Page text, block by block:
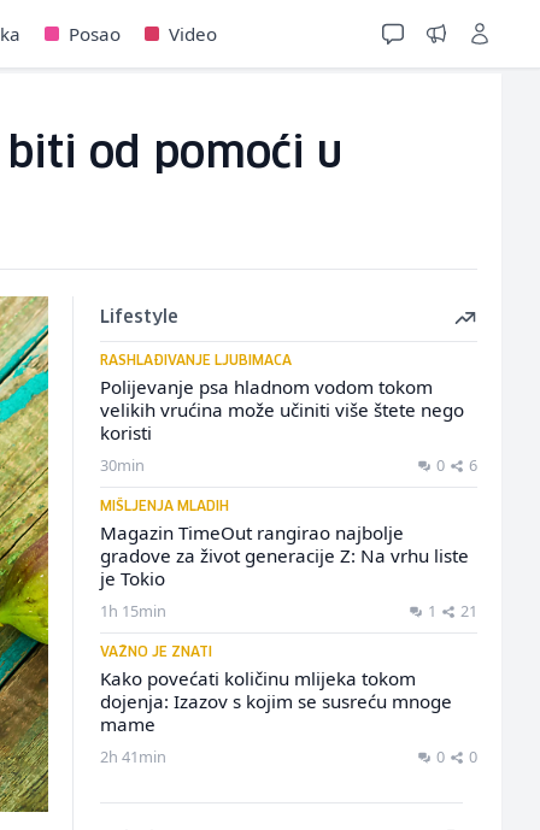
Posao Video
od pomoći u
Lifestyle
RASHLAĐIVANJE LJUBIMACA
Polijevanje psa hladnom vodom tokom
velikih vrućina može učiniti više štete nego
koristi
30min 0 6
MIŠLJENJA MLADIH
Magazin TimeOut rangirao najbolje
gradove za život generacije Z: Na vrhu liste
je Tokio
1h 15min 1 21
VAŽNO JE ZNATI
Kako povećati količinu mlijeka tokom
dojenja: Izazov s kojim se susreću mnoge
mame
2h 41min 0 0